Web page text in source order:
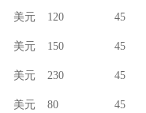
美元 120 45
美元 150 45
美元 230 45
美元 80 45